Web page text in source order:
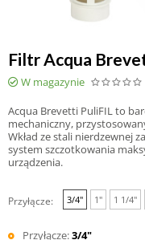
Filtr Acqua
W magazynie
Acqua Brevetti PuliFIL to
mechaniczny,
Wkład ze stali nierdzewnej
system szczotkowania
urządzenia.
Przyłącze: 3/4" 1" 1 1/4"
Przyłącze:3/4"